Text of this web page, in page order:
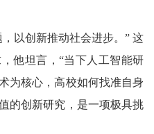
以创新推动社会进步。” 这
他坦言，“当下人工智能研
为核心，高校如何找准自身
的创新研究，是一项极具挑